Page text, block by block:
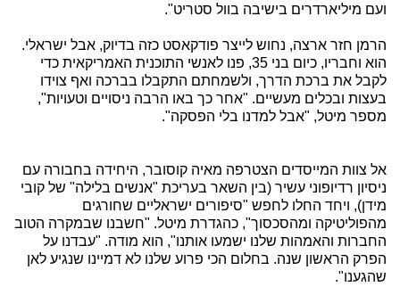
ועם מיליארדרים בישיבה בוול סטריט".
הרמן חזר ארצה, נחוש לייצר פודקאסט כזה בדיוק, אבל ישראלי.
הוא וחבריו, כיום בני 35, פנו לאנשי התוכנית האמריקאית כדי
לקבל את ברכת הדרך, ולשמחתם התקבלו בברכה ואף צוידו
בעצות ובכלים מעשיים. "אחר כך באו הרבה ניסויים וטעויות",
מספר מיטל, "אבל למדנו בלי הפסקה".
אל צוות המייסדים הצטרפה מאיה קוסובר, היחידה בחבורה עם
ניסיון רדיופוני עשיר (בין השאר בעריכת "אנשים בלילה" של קובי
מידן), ויחד החלו לחפש "סיפורים ישראליים שחורגים
מהפוליטיקה ומהסכסוך", כהגדרת מיטל. "חשבנו שבמקרה הטוב
החברות והאמהות שלנו ישמעו אותנו", הוא מודה. "עבדנו על
הפרק הראשון שנה. בחלום הכי פרוע שלנו לא דמיינו שנגיע לאן
שהגענו".